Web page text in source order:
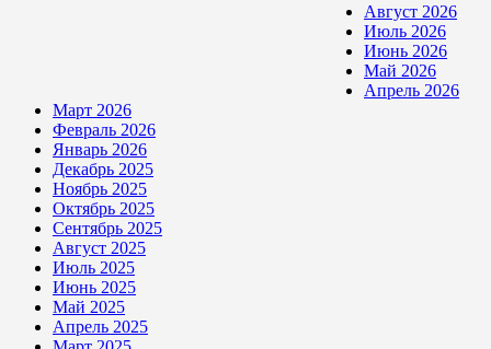
Август 2026
Июль 2026
Июнь 2026
Май 2026
Апрель 2026
Март 2026
Февраль 2026
Январь 2026
Декабрь 2025
Ноябрь 2025
Октябрь 2025
Сентябрь 2025
Август 2025
Июль 2025
Июнь 2025
Май 2025
Апрель 2025